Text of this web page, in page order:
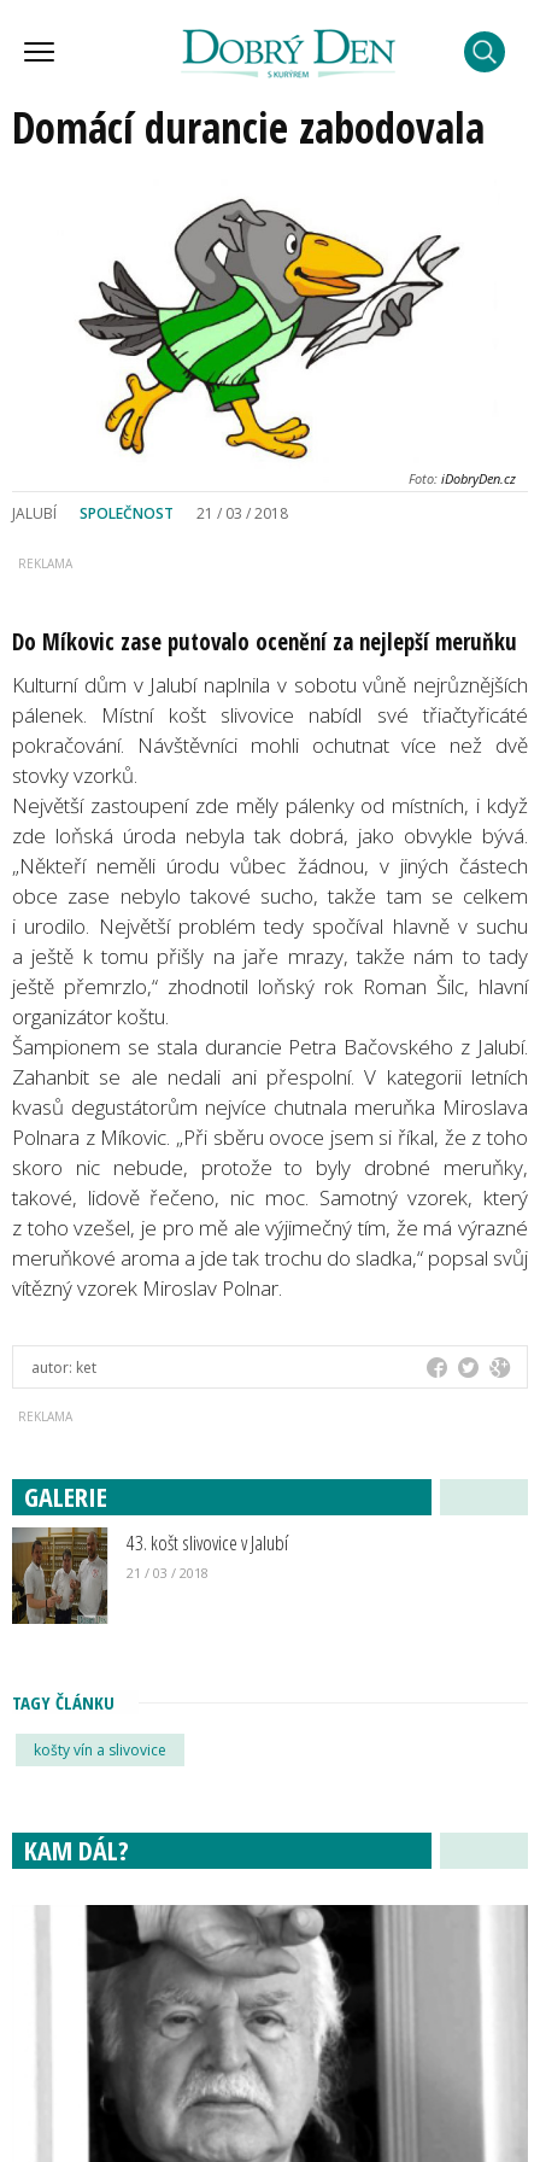
Domácí durancie zabodovala
Foto: iDobryDen.cz
JALUBÍ SPOLEČNOST 21 / 03 / 2018
Do Míkovic zase putovalo ocenění za nejlepší meruňku
Kulturní dům v Jalubí naplnila v sobotu vůně nejrůznějších
pálenek. Místní košt slivovice nabídl své třiačtyřicáté
pokračování. Návštěvníci mohli ochutnat více než dvě
stovky vzorků.
Největší zastoupení zde měly pálenky od místních, i když
zde loňská úroda nebyla tak dobrá, jako obvykle bývá.
„Někteří neměli úrodu vůbec žádnou, v jiných částech
obce zase nebylo takové sucho, takže tam se celkem
i urodilo. Největší problém tedy spočíval hlavně v suchu
a ještě k tomu přišly na jaře mrazy, takže nám to tady
ještě přemrzlo,“ zhodnotil loňský rok Roman Šilc, hlavní
organizátor koštu.
Šampionem se stala durancie Petra Bačovského z Jalubí.
Zahanbit se ale nedali ani přespolní. V kategorii letních
kvasů degustátorům nejvíce chutnala meruňka Miroslava
Polnara z Míkovic. „Při sběru ovoce jsem si říkal, že z toho
skoro nic nebude, protože to byly drobné meruňky,
takové, lidově řečeno, nic moc. Samotný vzorek, který
z toho vzešel, je pro mě ale výjimečný tím, že má výrazné
meruňkové aroma a jde tak trochu do sladka,“ popsal svůj
vítězný vzorek Miroslav Polnar.
autor: ket
GALERIE
43. košt slivovice v Jalubí
21 / 03 / 2018
TAGY ČLÁNKU
košty vín a slivovice
KAM DÁL?